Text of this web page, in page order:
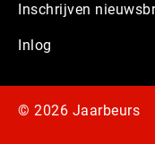
Inschrijven
Inlog
© 2026 Jaarbeurs